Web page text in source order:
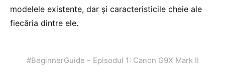
modelele existente, dar și caracteristicile cheie ale
fiecăria dintre ele.
#BeginnerGuide – Episodul 1: Canon G9X Mark II